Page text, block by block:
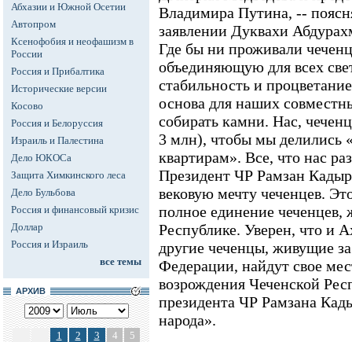
Абхазии и Южной Осетии
Автопром
Ксенофобия и неофашизм в
России
Россия и Прибалтика
Исторические версии
Косово
Россия и Белоруссия
Израиль и Палестина
Дело ЮКОСа
Защита Химкинского леса
Дело Бульбова
Россия и финансовый кризис
Доллар
Россия и Израиль
все темы
АРХИВ
1 2 3 4
5
Владимира Путина, --
заявлении Дуквахи
Где бы ни проживали
объединяющую для всех
стабильность и
основа для наших
собирать камни. Нас,
3 млн), чтобы мы делились
квартирам». Все, что нас
Президент ЧР Рамзан
вековую мечту чеченцев.
полное единение
Республике. Уверен, что и
другие чеченцы, живущие
Федерации, найдут свое
возрождения Чеченской
президента ЧР Рамзана
народа».